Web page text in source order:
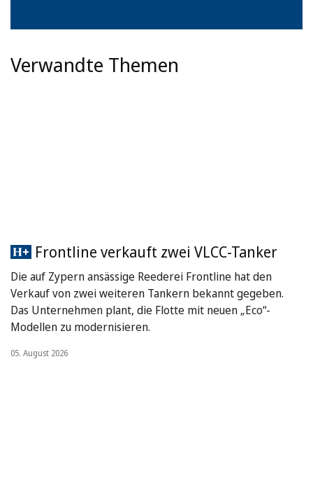
Verwandte Themen
Frontline verkauft zwei VLCC-Tanker
Die auf Zypern ansässige Reederei Frontline hat den
Verkauf von zwei weiteren Tankern bekannt gegeben.
Das Unternehmen plant, die Flotte mit neuen „Eco“-
Modellen zu modernisieren.
05. August 2026